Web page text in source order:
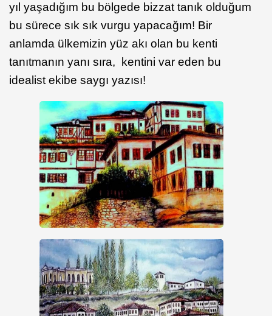
yıl yaşadığım bu bölgede bizzat tanık olduğum
bu sürece sık sık vurgu yapacağım! Bir
anlamda ülkemizin yüz akı olan bu kenti
tanıtmanın yanı sıra, kentini var eden bu
idealist ekibe saygı yazısı!